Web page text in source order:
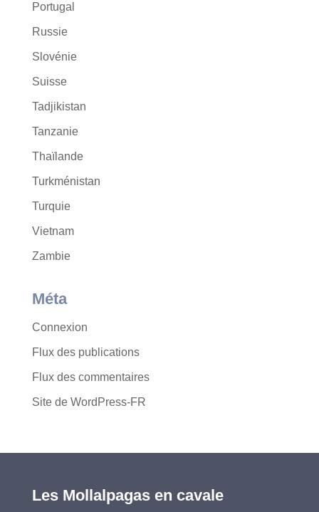
Portugal
Russie
Slovénie
Suisse
Tadjikistan
Tanzanie
Thaïlande
Turkménistan
Turquie
Vietnam
Zambie
Méta
Connexion
Flux des publications
Flux des commentaires
Site de WordPress-FR
Les Mollalpagas en cavale